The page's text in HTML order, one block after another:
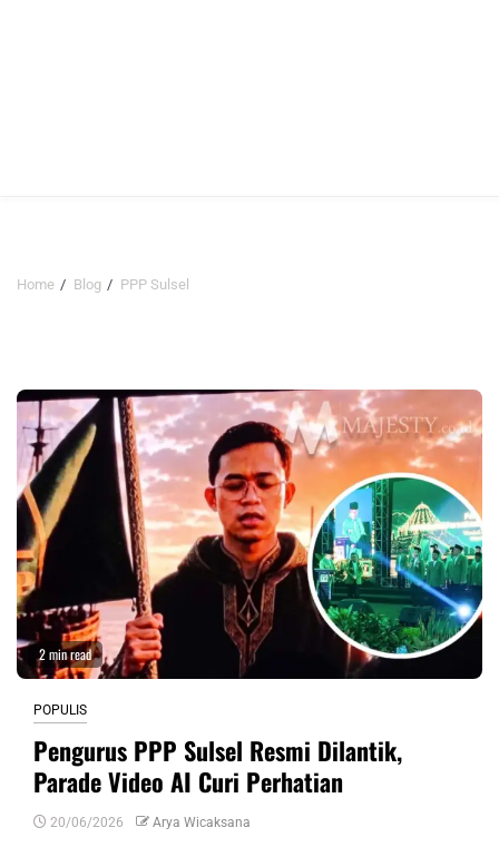
Home Blog PPP Sulsel
2 min read
POPULIS
Pengurus PPP Sulsel Resmi Dilantik,
Parade Video AI Curi Perhatian
20/06/2026 Arya Wicaksana